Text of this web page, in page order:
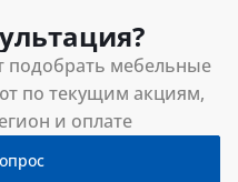
мебельные
по текущим акциям,
и оплате